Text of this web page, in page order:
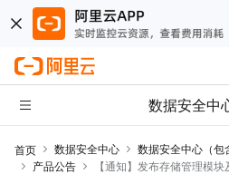
数据安全中
首页 数据安全中心 数据安全中心（包
产品公告
【通知】发布存储管理模